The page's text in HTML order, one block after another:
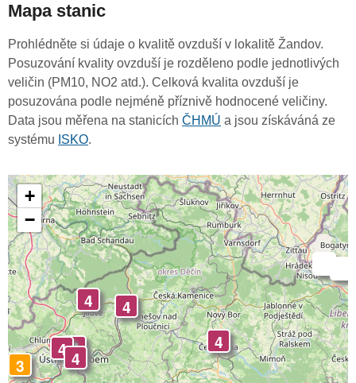
Mapa stanic
Prohlédněte si údaje o kvalitě ovzduší v lokalitě Žandov.
Posuzování kvality ovzduší je rozděleno podle jednotlivých
veličin (PM10, NO2 atd.). Celková kvalita ovzduší je
posuzována podle nejméně příznivě hodnocené veličiny.
Data jsou měřena na stanicích ČHMÚ a jsou získáváná ze
systému ISKO.
4 4
4
3
4
4
4
+
−